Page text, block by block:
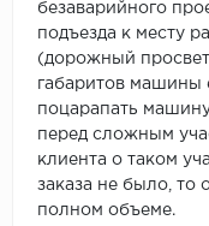
безаварийного
подъезда к месту
(дорожный
габаритов машины
поцарапать
перед сложным
клиента о таком
заказа не было, то
полном объеме.